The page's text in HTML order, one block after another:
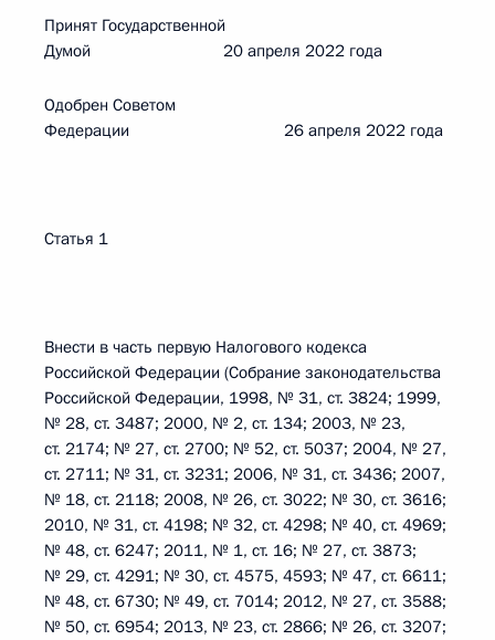
Принят Государственной
Думой 20 апреля 2022 года
Одобрен Советом
Федерации 26 апреля 2022 года
Статья 1
Внести в часть первую Налогового кодекса
Российской Федерации (Собрание законодательства
Российской Федерации, 1998, № 31, ст. 3824; 1999,
№ 28, ст. 3487; 2000, № 2, ст. 134; 2003, № 23,
ст. 2174; № 27, ст. 2700; № 52, ст. 5037; 2004, № 27,
ст. 2711; № 31, ст. 3231; 2006, № 31, ст. 3436; 2007,
№ 18, ст. 2118; 2008, № 26, ст. 3022; № 30, ст. 3616;
2010, № 31, ст. 4198; № 32, ст. 4298; № 40, ст. 4969;
№ 48, ст. 6247; 2011, № 1, ст. 16; № 27, ст. 3873;
№ 29, ст. 4291; № 30, ст. 4575, 4593; № 47, ст. 6611;
№ 48, ст. 6730; № 49, ст. 7014; 2012, № 27, ст. 3588;
№ 50, ст. 6954; 2013, № 23, ст. 2866; № 26, ст. 3207;